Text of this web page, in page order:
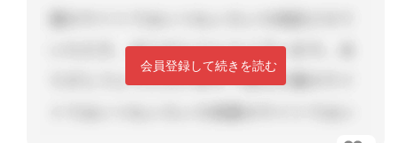
会員登録して続きを読む